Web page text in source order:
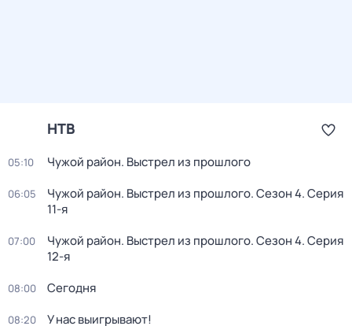
НТВ
05:10 Чужой район. Выстрел из прошлого
06:05 Чужой район. Выстрел из прошлого. Сезон 4. Серия
11-я
07:00 Чужой район. Выстрел из прошлого. Сезон 4. Серия
12-я
08:00 Сегодня
08:20 У нас выигрывают!